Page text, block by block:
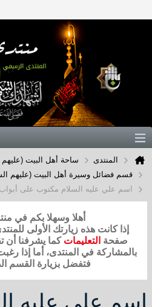
المنتدى
ساحة أهل البيت (عليهم
قسم فضائل وسيرة أهل البيت (عليهم
اسم علي عليه السلام مكتوب على
أهلا وسهلا بكم في
إذا كانت هذه زيارتك الأولى
صفحة التعليمات كما يشرفنا أن
بالمشاركة في المنتدى، أما إذا
فتفضل بزيارة القسم
اسم علي عليه